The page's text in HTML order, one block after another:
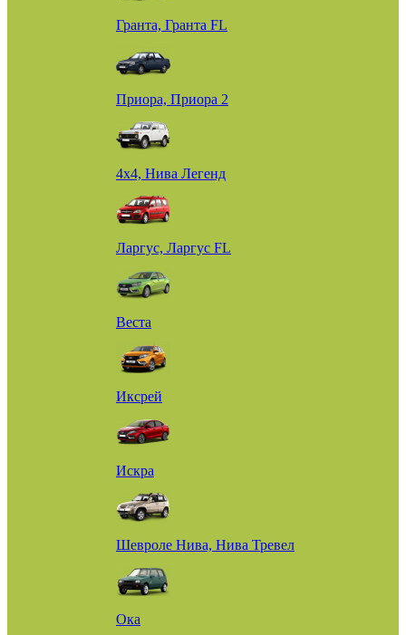
Гранта, Гранта FL
Приора, Приора 2
4х4, Нива Легенд
Ларгус, Ларгус FL
Веста
Иксрей
Искра
Шевроле Нива, Нива Тревел
Ока